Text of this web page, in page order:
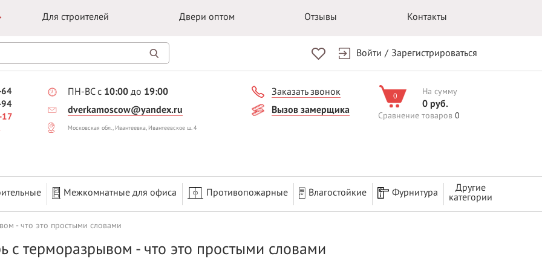
Для строителей Двери оптом Отзывы Контакты
Войти / Зарегистрироваться
ПН-ВС с 10:00 до 19:00
dverkamoscow@yandex.ru
Московская обл., Ивантеевка, Ивантеевское ш. 4
Заказать звонок
Вызов замерщика
0 На сумму
0 руб.
Сравнение товаров 0
Межкомнатные для офиса Противопожарные Влагостойкие Фурнитура
Другие
категории
- что это простыми словами
с терморазрывом - что это простыми словами